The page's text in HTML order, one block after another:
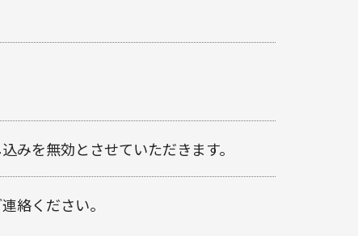
みを無効とさせていただきます。
絡ください。